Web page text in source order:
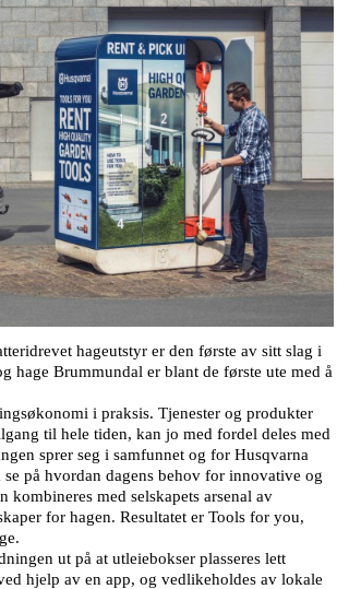
hageutstyr er den første av sitt slag i
hage Brummundal er blant de første ute med å
i praksis. Tjenester og produkter
til hele tiden, kan jo med fordel deles med
sprer seg i samfunnet og for Husqvarna
på hvordan dagens behov for innovative og
kombineres med selskapets arsenal av
for hagen. Resultatet er Tools for you,
ut på at utleiebokser plasseres lett
hjelp av en app, og vedlikeholdes av lokale